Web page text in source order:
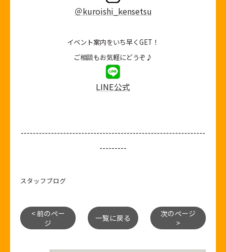
＠kuroishi_kensetsu
イベント案内をいち早くGET！
ご相談もお気軽にどうぞ♪
LINE公式
-------------------------------------------------------------
---------
スタッフブログ
< 前のペー
ジ
一覧に戻る
次のページ
>